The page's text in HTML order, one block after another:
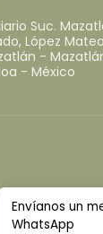
Suc.
López
-
- México
Envíanos un
WhatsApp